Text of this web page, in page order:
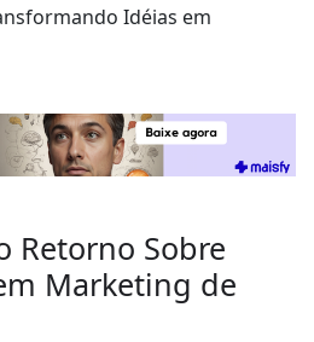
Idéias em
Retorno Sobre
Marketing de